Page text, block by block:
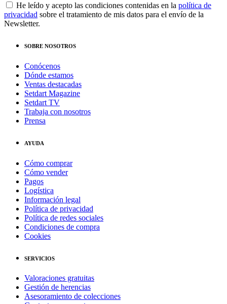
He leído y acepto las condiciones contenidas en la política de
privacidad sobre el tratamiento de mis datos para el envío de la
Newsletter.
SOBRE NOSOTROS
Conócenos
Dónde estamos
Ventas destacadas
Setdart Magazine
Setdart TV
Trabaja con nosotros
Prensa
AYUDA
Cómo comprar
Cómo vender
Pagos
Logística
Información legal
Política de privacidad
Política de redes sociales
Condiciones de compra
Cookies
SERVICIOS
Valoraciones gratuitas
Gestión de herencias
Asesoramiento de colecciones